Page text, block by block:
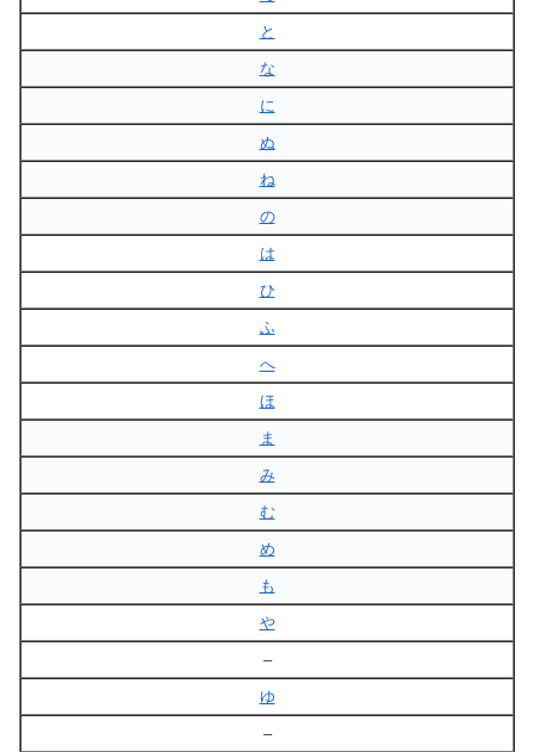
と
な
に
ぬ
ね
の
は
ひ
ふ
へ
ほ
ま
み
む
め
も
や
–
ゆ
–